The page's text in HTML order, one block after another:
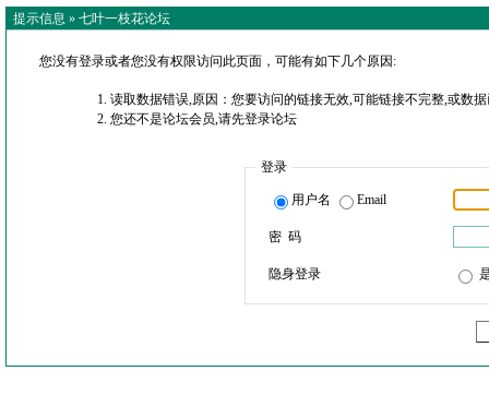
提示信息 » 七叶一枝花论坛
您没有登录或者您没有权限访问此页面，可能有如下几个原因:
读取数据错误,原因：您要访问的链接无效,可能链接不完整,或数
您还不是论坛会员,请先登录论坛
登录
用户名 Email
密 码
隐身登录